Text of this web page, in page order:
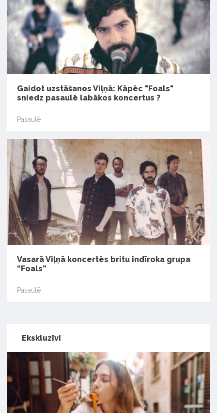
Gaidot uzstāšanos Viļņā: Kāpēc "Foals"
sniedz pasaulē labākos koncertus ?
Pasaulē
Vasarā Viļņā koncertēs britu indīroka grupa
“Foals”
Pasaulē
Ekskluzīvi